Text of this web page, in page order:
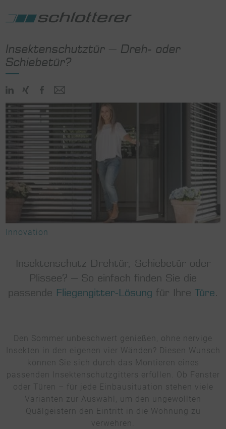
Insektenschutztür – Dreh- oder
Schiebetür?
Innovation
Insektenschutz Drehtür, Schiebetür oder
Plissee? – So einfach finden Sie die
passende Fliegengitter-Lösung für Ihre Türe.
Den Sommer unbeschwert genießen, ohne nervige
Insekten in den eigenen vier Wänden? Diesen Wunsch
können Sie sich durch das Montieren eines
passenden Insektenschutzgitters erfüllen. Ob Fenster
oder Türen – für jede Einbausituation stehen viele
Varianten zur Auswahl, um den ungewollten
Quälgeistern den Eintritt in die Wohnung zu
verwehren.